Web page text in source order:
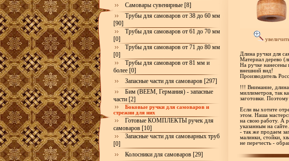
Самовары сувенирные [8]
Трубы для самоваров от 38 до 60 мм
[90]
Трубы для самоваров от 61 до 70 мм
[0]
Трубы для самоваров от 71 до 80 мм
[0]
Трубы для самоваров от 81 мм и
более [0]
Запасные части для самоваров [297]
Бим (BEEM, Германия) - запасные
части [2]
Боковые ручки для самоваров и
стрежни для них
Готовые КОМПЛЕКТЫ ручек для
самоваров [10]
Запасные части для самоварных труб
[0]
Колосники для самоваров [29]
Длина ручки для
Материал дерево
На ручке нанесены
внешний вид!
Производитель
!!! Внимание, длина
миллиметров, так
заготовки.
Если вы хотите
этом. Наша
на свою работу. А
указанным на сайте.
- так же продаем
малинки, стойки,
не перечесть -